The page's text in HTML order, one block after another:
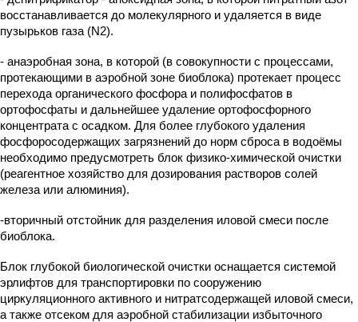
восстанавливается до молекулярного и удаляется в виде
пузырьков газа (N2).
- анаэробная зона, в которой (в совокупности с процессами,
протекающими в аэробной зоне биоблока) протекает процесс
перехода органического фосфора и полифосфатов в
ортофосфаты и дальнейшее удаление ортофосфорного
концентрата с осадком. Для более глубокого удаления
фосфоросодержащих загрязнений до норм сброса в водоёмы
необходимо предусмотреть блок физико-химической очистки
(реагентное хозяйство для дозирования растворов солей
железа или алюминия).
-вторичный отстойник для разделения иловой смеси после
биоблока.
Блок глубокой биологической очистки оснащается системой
эрлифтов для транспортировки по сооружению
циркуляционного активного и нитратсодержащей иловой смеси,
а также отсеком для аэробной стабилизации избыточного